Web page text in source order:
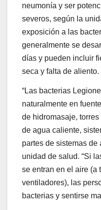
neumonía y ser
severos, según la
exposición a las
generalmente se
días y pueden incluir
seca y falta de aliento.
“Las bacterias
naturalmente en
de hidromasaje,
de agua caliente,
partes de sistemas de
unidad de salud. “Si
se entran en el aire (a
ventiladores), las
bacterias y sentirse